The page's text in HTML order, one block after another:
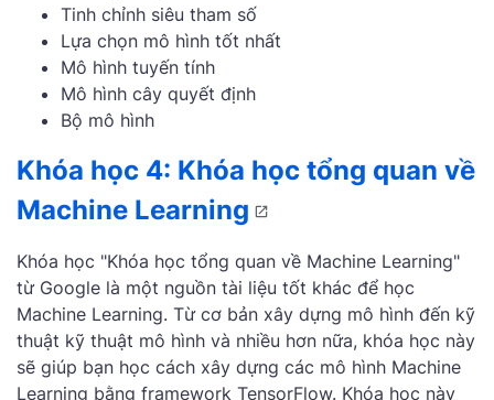
Tinh chỉnh siêu tham số
Lựa chọn mô hình tốt nhất
Mô hình tuyến tính
Mô hình cây quyết định
Bộ mô hình
Khóa học 4: Khóa học tổng quan về
Machine Learning
Khóa học "Khóa học tổng quan về Machine Learning"
từ Google là một nguồn tài liệu tốt khác để học
Machine Learning. Từ cơ bản xây dựng mô hình đến kỹ
thuật kỹ thuật mô hình và nhiều hơn nữa, khóa học này
sẽ giúp bạn học cách xây dựng các mô hình Machine
Learning bằng framework TensorFlow. Khóa học này